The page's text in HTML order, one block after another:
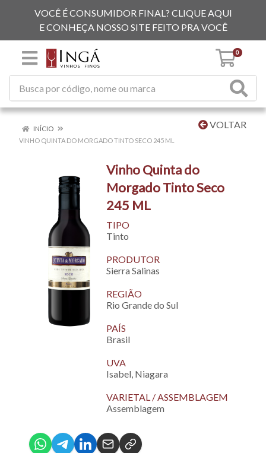
VOCÊ É CONSUMIDOR FINAL? CLIQUE AQUI
E CONHEÇA NOSSO SITE FEITO PRA VOCÊ
0
VOLTAR
INÍCIO
VINHO QUINTA DO MORGADO TINTO SECO 245 ML
Vinho Quinta do
Morgado Tinto Seco
245 ML
TIPO
Tinto
PRODUTOR
Sierra Salinas
REGIÃO
Rio Grande do Sul
PAÍS
Brasil
UVA
Isabel, Niagara
VARIETAL / ASSEMBLAGEM
Assemblagem